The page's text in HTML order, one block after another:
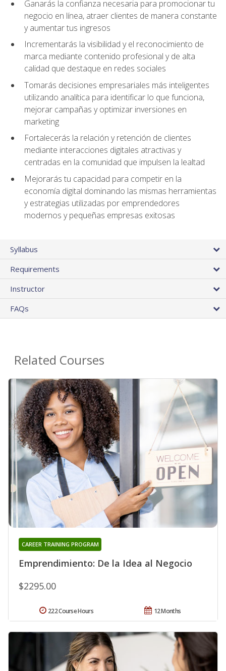
Ganarás la confianza necesaria para promocionar tu
negocio en línea, atraer clientes de manera constante
y aumentar tus ingresos
Incrementarás la visibilidad y el reconocimiento de
marca mediante contenido profesional y de alta
calidad que destaque en redes sociales
Tomarás decisiones empresariales más inteligentes
utilizando analítica para identificar lo que funciona,
mejorar campañas y optimizar inversiones en
marketing
Fortalecerás la relación y retención de clientes
mediante interacciones digitales atractivas y
centradas en la comunidad que impulsen la lealtad
Mejorarás tu capacidad para competir en la
economía digital dominando las mismas herramientas
y estrategias utilizadas por emprendedores
modernos y pequeñas empresas exitosas
Syllabus
Requirements
Instructor
FAQs
Related Courses
Emprendimiento: De la Idea al Negocio
CAREER TRAINING PROGRAM
$2295.00
12 Months
222 Course Hours